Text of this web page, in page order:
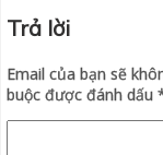
Trả lời
Email của bạn sẽ
buộc được đánh dấu